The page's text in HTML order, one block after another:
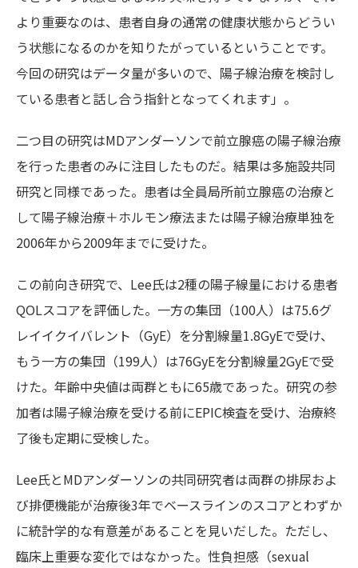
より重要なのは、患者自身の通常の健康状態からどうい
う状態になるのかを知りたがっているということです。
今回の研究はデータ量が多いので、陽子線治療を検討し
ている患者と話し合う指針となってくれます」。
二つ目の研究はMDアンダーソンで前立腺癌の陽子線治療
を行った患者のみに注目したものだ。結果は多施設共同
研究と同様であった。患者は全員局所前立腺癌の治療と
して陽子線治療＋ホルモン療法または陽子線治療単独を
2006年から2009年までに受けた。
この前向き研究で、Lee氏は2種の陽子線量における患者
QOLスコアを評価した。一方の集団（100人）は75.6グ
レイイクイバレント（GyE）を分割線量1.8GyEで受け、
もう一方の集団（199人）は76GyEを分割線量2GyEで受
けた。年齢中央値は両群ともに65歳であった。研究の参
加者は陽子線治療を受ける前にEPIC検査を受け、治療終
了後も定期に受検した。
Lee氏とMDアンダーソンの共同研究者は両群の排尿およ
び排便機能が治療後3年でベースラインのスコアとわずか
に統計学的な有意差があることを見いだした。ただし、
臨床上重要な変化ではなかった。性負担感（sexual